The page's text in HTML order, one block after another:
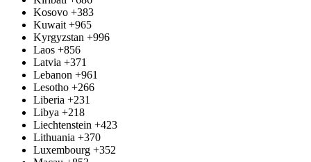
Kosovo +383
Kuwait +965
Kyrgyzstan +996
Laos +856
Latvia +371
Lebanon +961
Lesotho +266
Liberia +231
Libya +218
Liechtenstein +423
Lithuania +370
Luxembourg +352